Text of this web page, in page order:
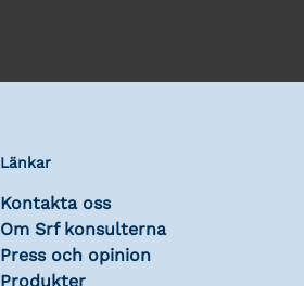
Länkar
Kontakta oss
Om Srf konsulterna
Press och opinion
Produkter